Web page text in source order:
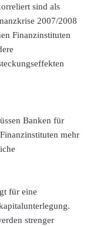
sind als
2007/2008
Finanzinstituten
Banken für
mehr
für eine
strenger